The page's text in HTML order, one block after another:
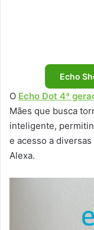
Echo
O Echo Dot 4ª
Mães que busca
inteligente,
e acesso a
Alexa.